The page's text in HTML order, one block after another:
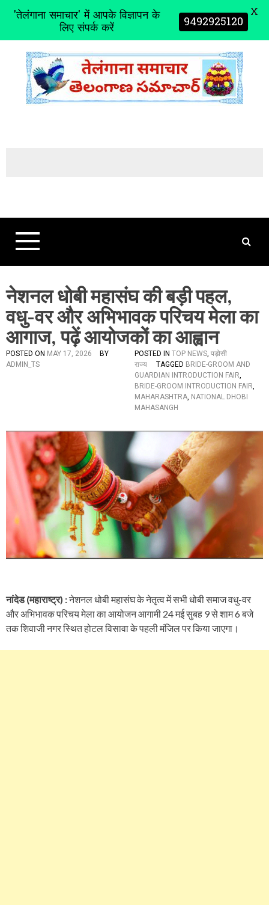
t
नेशनल धोबी महासंघ की बड़ी पहल,
वधु-वर और अभिभावक परिचय मेला का
आगाज, पढ़ें आयोजकों का आह्वान
POSTED ON MAY 17, 2026
BY
ADMIN_TS
POSTED IN TOP NEWS, पड़ोसी
राज्य
TAGGED BRIDE-GROOM AND
GUARDIAN INTRODUCTION FAIR,
BRIDE-GROOM INTRODUCTION FAIR,
MAHARASHTRA, NATIONAL DHOBI
MAHASANGH
नांदेड (महाराष्ट्र) :नेशनल धोबी महासंघ के नेतृत्व में सभी धोबी समाज वधु-वर
और अभिभावक परिचय मेला का आयोजन आगामी 24 मई सुबह 9 से शाम 6 बजे
तक शिवाजी नगर स्थित होटल विसावा के पहली मंजिल पर किया जाएगा।
'तेलंगाना समाचार' में आपके विज्ञापन के
लिए संपर्क करें 9492925120 X